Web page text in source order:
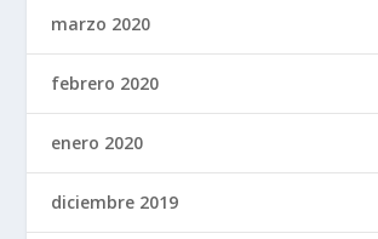
marzo 2020
febrero 2020
enero 2020
diciembre 2019